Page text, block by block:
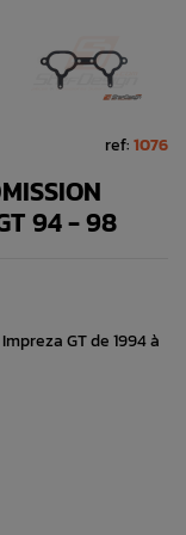
ref:1076
94 - 98
GT de 1994 à